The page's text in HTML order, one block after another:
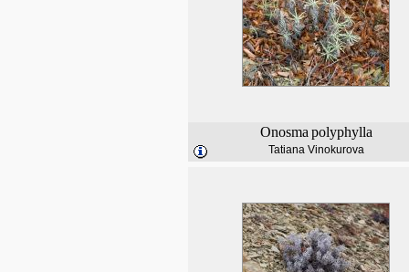
Onosma polyphylla
Tatiana Vinokurova